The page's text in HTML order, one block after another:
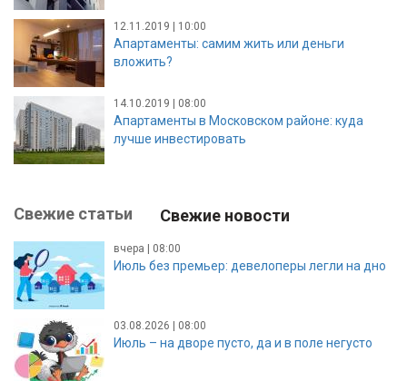
12.11.2019 | 10:00
Апартаменты: самим жить или деньги
вложить?
14.10.2019 | 08:00
Апартаменты в Московском районе: куда
лучше инвестировать
Свежие статьи Свежие новости
вчера | 08:00
Июль без премьер: девелоперы легли на дно
03.08.2026 | 08:00
Июль – на дворе пусто, да и в поле негусто